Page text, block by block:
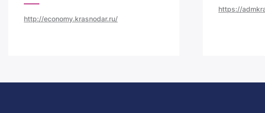
http://economy.krasnodar.ru/
https://